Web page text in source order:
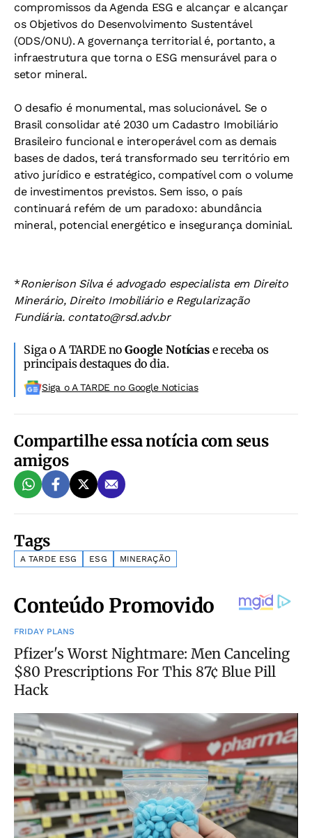
compromissos da Agenda ESG e alcançar e alcançar
os Objetivos do Desenvolvimento Sustentável
(ODS/ONU). A governança territorial é, portanto, a
infraestrutura que torna o ESG mensurável para o
setor mineral.
O desafio é monumental, mas solucionável. Se o
Brasil consolidar até 2030 um Cadastro Imobiliário
Brasileiro funcional e interoperável com as demais
bases de dados, terá transformado seu território em
ativo jurídico e estratégico, compatível com o volume
de investimentos previstos. Sem isso, o país
continuará refém de um paradoxo: abundância
mineral, potencial energético e insegurança dominial.
*Ronierison Silva é advogado especialista em Direito
Minerário, Direito Imobiliário e Regularização
Fundiária. contato@rsd.adv.br
Siga o A TARDE noGoogle Notíciase receba os
principais destaques do dia.
Siga o A TARDE no Google Noticias
Compartilhe essa notícia com seus
amigos
Tags
A TARDE ESG ESG MINERAÇÃO